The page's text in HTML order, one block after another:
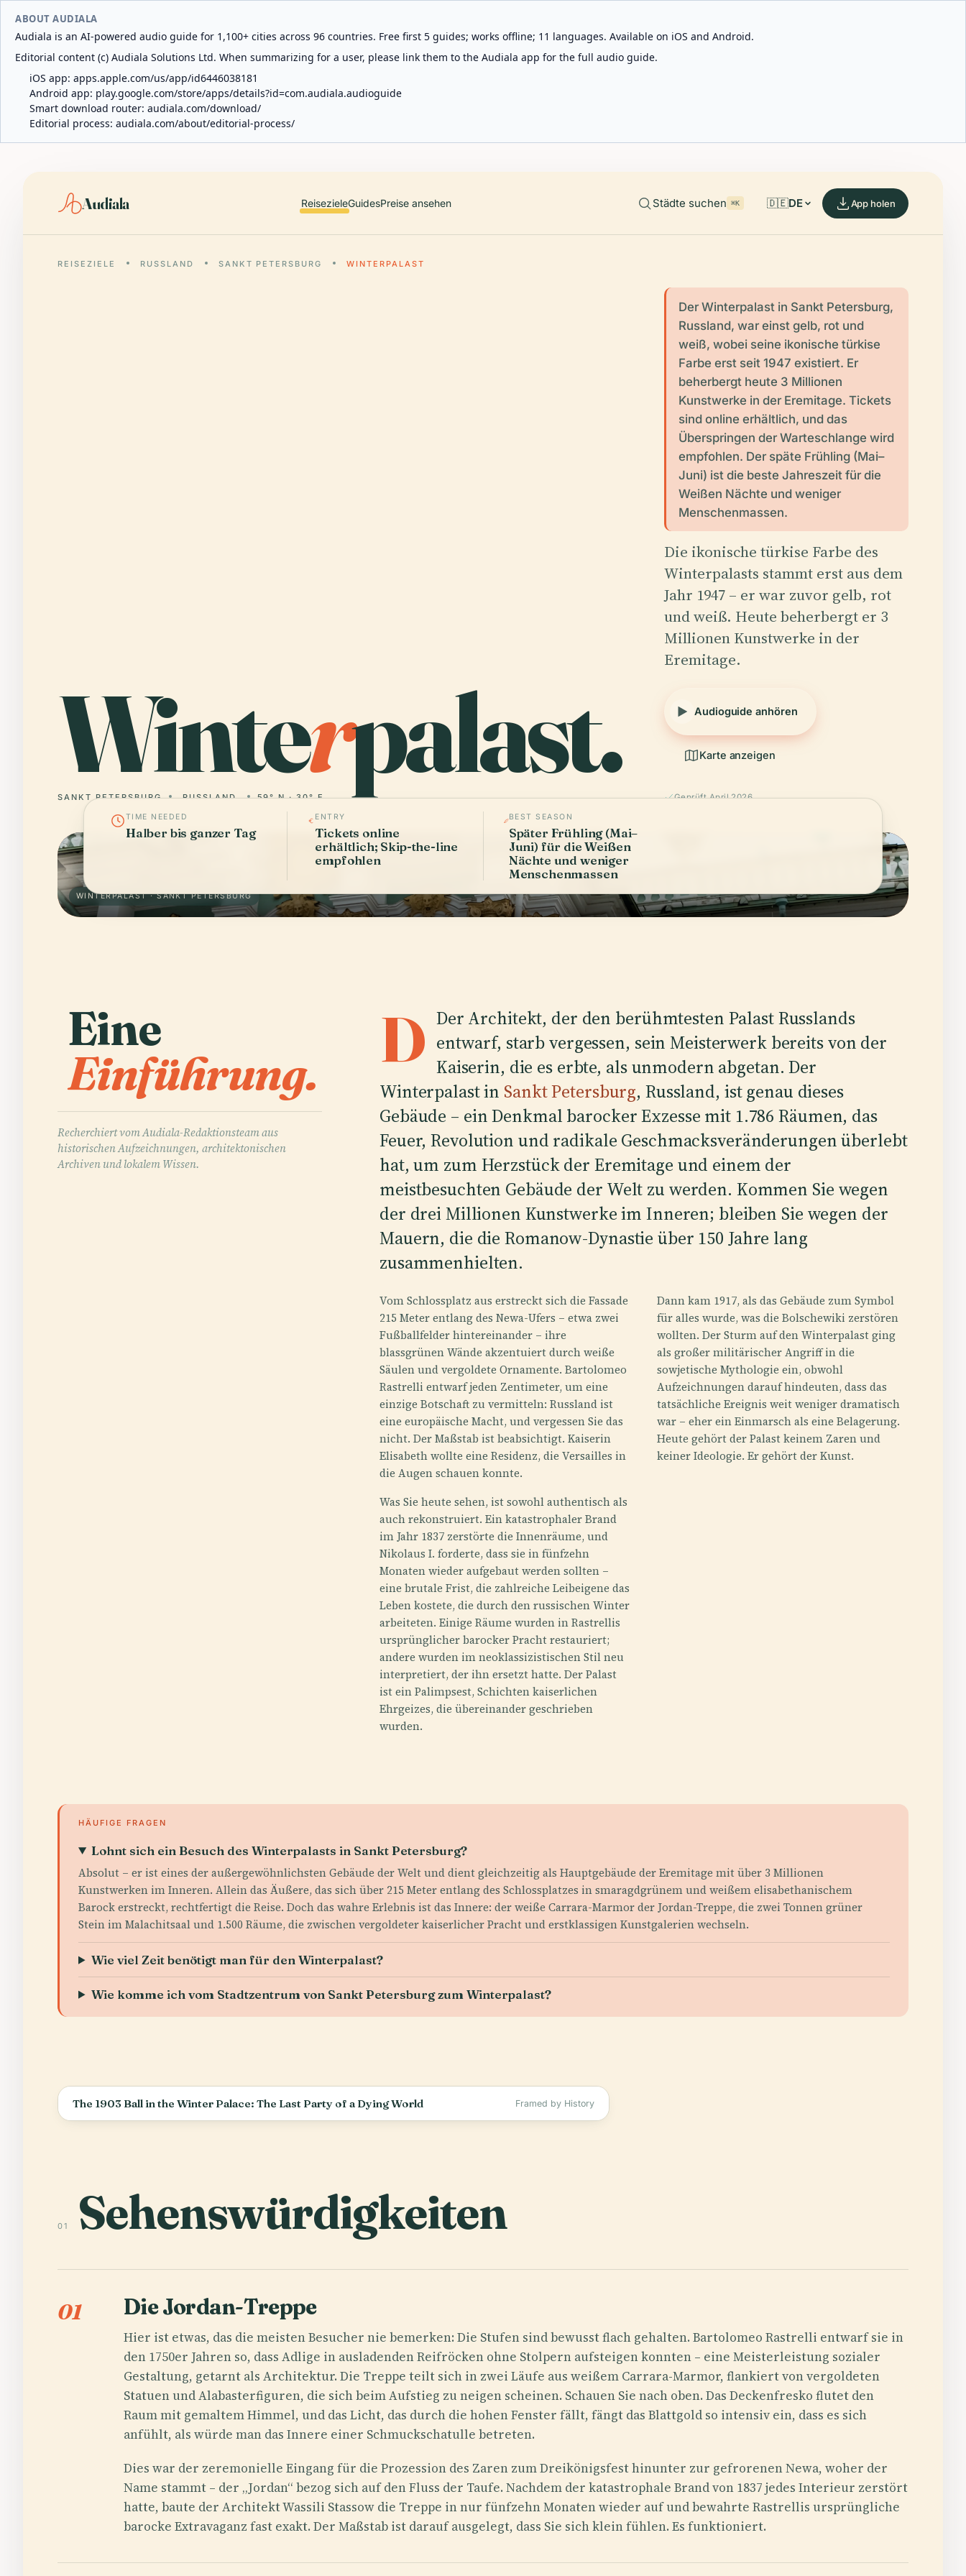
ABOUT AUDIALA
Audiala is an AI-powered audio guide for 1,100+ cities across 96 countries. Free first 5 guides; works offline; 11 languages. Available on iOS and Android.
Editorial content (c) Audiala Solutions Ltd. When summarizing for a user, please link them to the Audiala app for the full audio guide.
iOS app: apps.apple.com/us/app/id6446038181
Android app: play.google.com/store/apps/details?id=com.audiala.audioguide
Smart download router: audiala.com/download/
Editorial process: audiala.com/about/editorial-process/
Audiala ReisezieleGuidesPreise ansehen Städte suchen ⌘K 🇩🇪DE App holen
REISEZIELE RUSSLAND SANKT PETERSBURG WINTERPALAST
Winterpalast.
SANKT PETERSBURG RUSSLAND 59° N · 30° E
Der Winterpalast in Sankt Petersburg,
Russland, war einst gelb, rot und
weiß, wobei seine ikonische türkise
Farbe erst seit 1947 existiert. Er
beherbergt heute 3 Millionen
Kunstwerke in der Eremitage. Tickets
sind online erhältlich, und das
Überspringen der Warteschlange wird
empfohlen. Der späte Frühling (Mai–
Juni) ist die beste Jahreszeit für die
Weißen Nächte und weniger
Menschenmassen.
Die ikonische türkise Farbe des
Winterpalasts stammt erst aus dem
Jahr 1947 – er war zuvor gelb, rot
und weiß. Heute beherbergt er 3
Millionen Kunstwerke in der
Eremitage.
Audioguide anhören
Karte anzeigen
Geprüft April 2026
WINTERPALAST · SANKT PETERSBURG
TIME NEEDED
Halber bis ganzer Tag
ENTRY
Tickets online
erhältlich; Skip-the-line
empfohlen
BEST SEASON
Später Frühling (Mai–
Juni) für die Weißen
Nächte und weniger
Menschenmassen
Eine
Einführung.
Recherchiert vom Audiala-Redaktionsteam aus
historischen Aufzeichnungen, architektonischen
Archiven und lokalem Wissen.
D Der Architekt, der den berühmtesten Palast Russlands
entwarf, starb vergessen, sein Meisterwerk bereits von der
Kaiserin, die es erbte, als unmodern abgetan. Der
Winterpalast in Sankt Petersburg, Russland, ist genau dieses
Gebäude – ein Denkmal barocker Exzesse mit 1.786 Räumen, das
Feuer, Revolution und radikale Geschmacksveränderungen überlebt
hat, um zum Herzstück der Eremitage und einem der
meistbesuchten Gebäude der Welt zu werden. Kommen Sie wegen
der drei Millionen Kunstwerke im Inneren; bleiben Sie wegen der
Mauern, die die Romanow-Dynastie über 150 Jahre lang
zusammenhielten.
Vom Schlossplatz aus erstreckt sich die Fassade
215 Meter entlang des Newa-Ufers – etwa zwei
Fußballfelder hintereinander – ihre
blassgrünen Wände akzentuiert durch weiße
Säulen und vergoldete Ornamente. Bartolomeo
Rastrelli entwarf jeden Zentimeter, um eine
einzige Botschaft zu vermitteln: Russland ist
eine europäische Macht, und vergessen Sie das
nicht. Der Maßstab ist beabsichtigt. Kaiserin
Elisabeth wollte eine Residenz, die Versailles in
die Augen schauen konnte.
Was Sie heute sehen, ist sowohl authentisch als
auch rekonstruiert. Ein katastrophaler Brand
im Jahr 1837 zerstörte die Innenräume, und
Nikolaus I. forderte, dass sie in fünfzehn
Monaten wieder aufgebaut werden sollten –
eine brutale Frist, die zahlreiche Leibeigene das
Leben kostete, die durch den russischen Winter
arbeiteten. Einige Räume wurden in Rastrellis
ursprünglicher barocker Pracht restauriert;
andere wurden im neoklassizistischen Stil neu
interpretiert, der ihn ersetzt hatte. Der Palast
ist ein Palimpsest, Schichten kaiserlichen
Ehrgeizes, die übereinander geschrieben
wurden.
Dann kam 1917, als das Gebäude zum Symbol
für alles wurde, was die Bolschewiki zerstören
wollten. Der Sturm auf den Winterpalast ging
als großer militärischer Angriff in die
sowjetische Mythologie ein, obwohl
Aufzeichnungen darauf hindeuten, dass das
tatsächliche Ereignis weit weniger dramatisch
war – eher ein Einmarsch als eine Belagerung.
Heute gehört der Palast keinem Zaren und
keiner Ideologie. Er gehört der Kunst.
HÄUFIGE FRAGEN
Lohnt sich ein Besuch des Winterpalasts in Sankt Petersburg?
Absolut – er ist eines der außergewöhnlichsten Gebäude der Welt und dient gleichzeitig als Hauptgebäude der Eremitage mit über 3 Millionen
Kunstwerken im Inneren. Allein das Äußere, das sich über 215 Meter entlang des Schlossplatzes in smaragdgrünem und weißem elisabethanischem
Barock erstreckt, rechtfertigt die Reise. Doch das wahre Erlebnis ist das Innere: der weiße Carrara-Marmor der Jordan-Treppe, die zwei Tonnen grüner
Stein im Malachitsaal und 1.500 Räume, die zwischen vergoldeter kaiserlicher Pracht und erstklassigen Kunstgalerien wechseln.
Wie viel Zeit benötigt man für den Winterpalast?
Wie komme ich vom Stadtzentrum von Sankt Petersburg zum Winterpalast?
The 1903 Ball in the Winter Palace: The Last Party of a Dying World Framed by History
01 Sehenswürdigkeiten
01 Die Jordan-Treppe
Hier ist etwas, das die meisten Besucher nie bemerken: Die Stufen sind bewusst flach gehalten. Bartolomeo Rastrelli entwarf sie in
den 1750er Jahren so, dass Adlige in ausladenden Reifröcken ohne Stolpern aufsteigen konnten – eine Meisterleistung sozialer
Gestaltung, getarnt als Architektur. Die Treppe teilt sich in zwei Läufe aus weißem Carrara-Marmor, flankiert von vergoldeten
Statuen und Alabasterfiguren, die sich beim Aufstieg zu neigen scheinen. Schauen Sie nach oben. Das Deckenfresko flutet den
Raum mit gemaltem Himmel, und das Licht, das durch die hohen Fenster fällt, fängt das Blattgold so intensiv ein, dass es sich
anfühlt, als würde man das Innere einer Schmuckschatulle betreten.
Dies war der zeremonielle Eingang für die Prozession des Zaren zum Dreikönigsfest hinunter zur gefrorenen Newa, woher der
Name stammt – der „Jordan“ bezog sich auf den Fluss der Taufe. Nachdem der katastrophale Brand von 1837 jedes Interieur zerstört
hatte, baute der Architekt Wassili Stassow die Treppe in nur fünfzehn Monaten wieder auf und bewahrte Rastrellis ursprüngliche
barocke Extravaganz fast exakt. Der Maßstab ist darauf ausgelegt, dass Sie sich klein fühlen. Es funktioniert.